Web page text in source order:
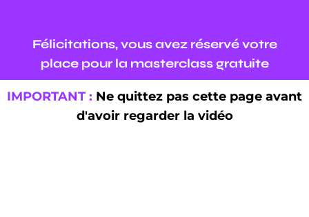
Félicitations, vous avez réservé votre
place pour la masterclass gratuite
IMPORTANT : Ne quittez pas cette page avant
d'avoir regarder la vidéo